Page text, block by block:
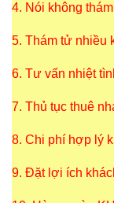
4. Nói không
5. Thám tử nhiều
6. Tư vấn nhiệt
7. Thủ tục thuê
8. Chi phí hợp lý
9. Đặt lợi ích